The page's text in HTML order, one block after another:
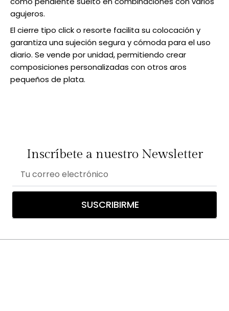
agujeros.
El cierre tipo click o resorte facilita su colocación y
garantiza una sujeción segura y cómoda para el uso
diario. Se vende por unidad, permitiendo crear
composiciones personalizadas con otros aros
pequeños de plata.
Inscríbete a nuestro Newsletter
electrónico
SUSCRIBIRME